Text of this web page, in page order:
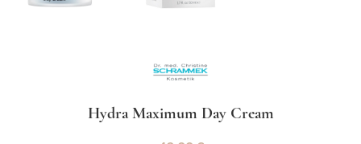
Hydra Maximum Day Cream